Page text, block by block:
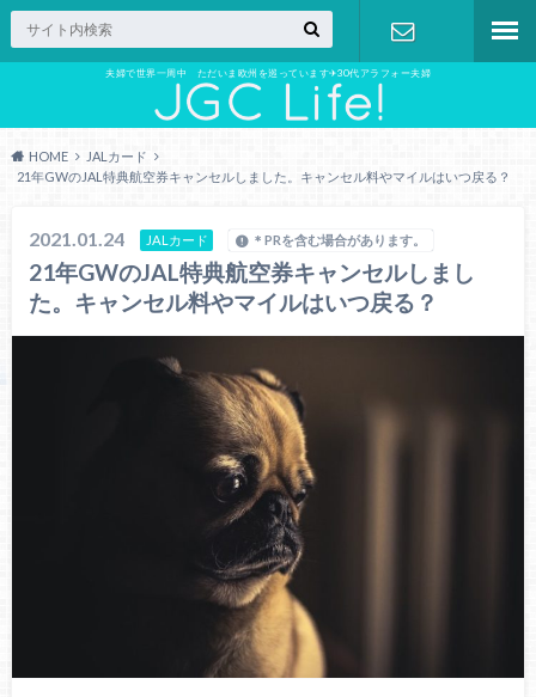
夫婦で世界一周中 ただいま欧州を巡っています✈︎30代アラフォー夫婦
お問い合わ
HOME
JALカード
21年GWのJAL特典航空券キャンセルしました。キャンセル料やマイルはいつ戻る？
2021.01.24 JALカード ＊PRを含む場合があります。
21年GWのJAL特典航空券キャンセルしまし
た。キャンセル料やマイルはいつ戻る？